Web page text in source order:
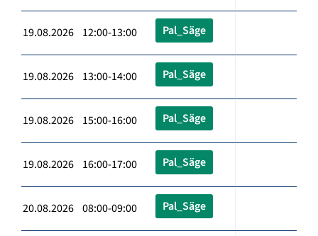
19.08.2026 12:00-13:00 Pal_Säge
19.08.2026 13:00-14:00 Pal_Säge
19.08.2026 15:00-16:00 Pal_Säge
19.08.2026 16:00-17:00 Pal_Säge
20.08.2026 08:00-09:00 Pal_Säge